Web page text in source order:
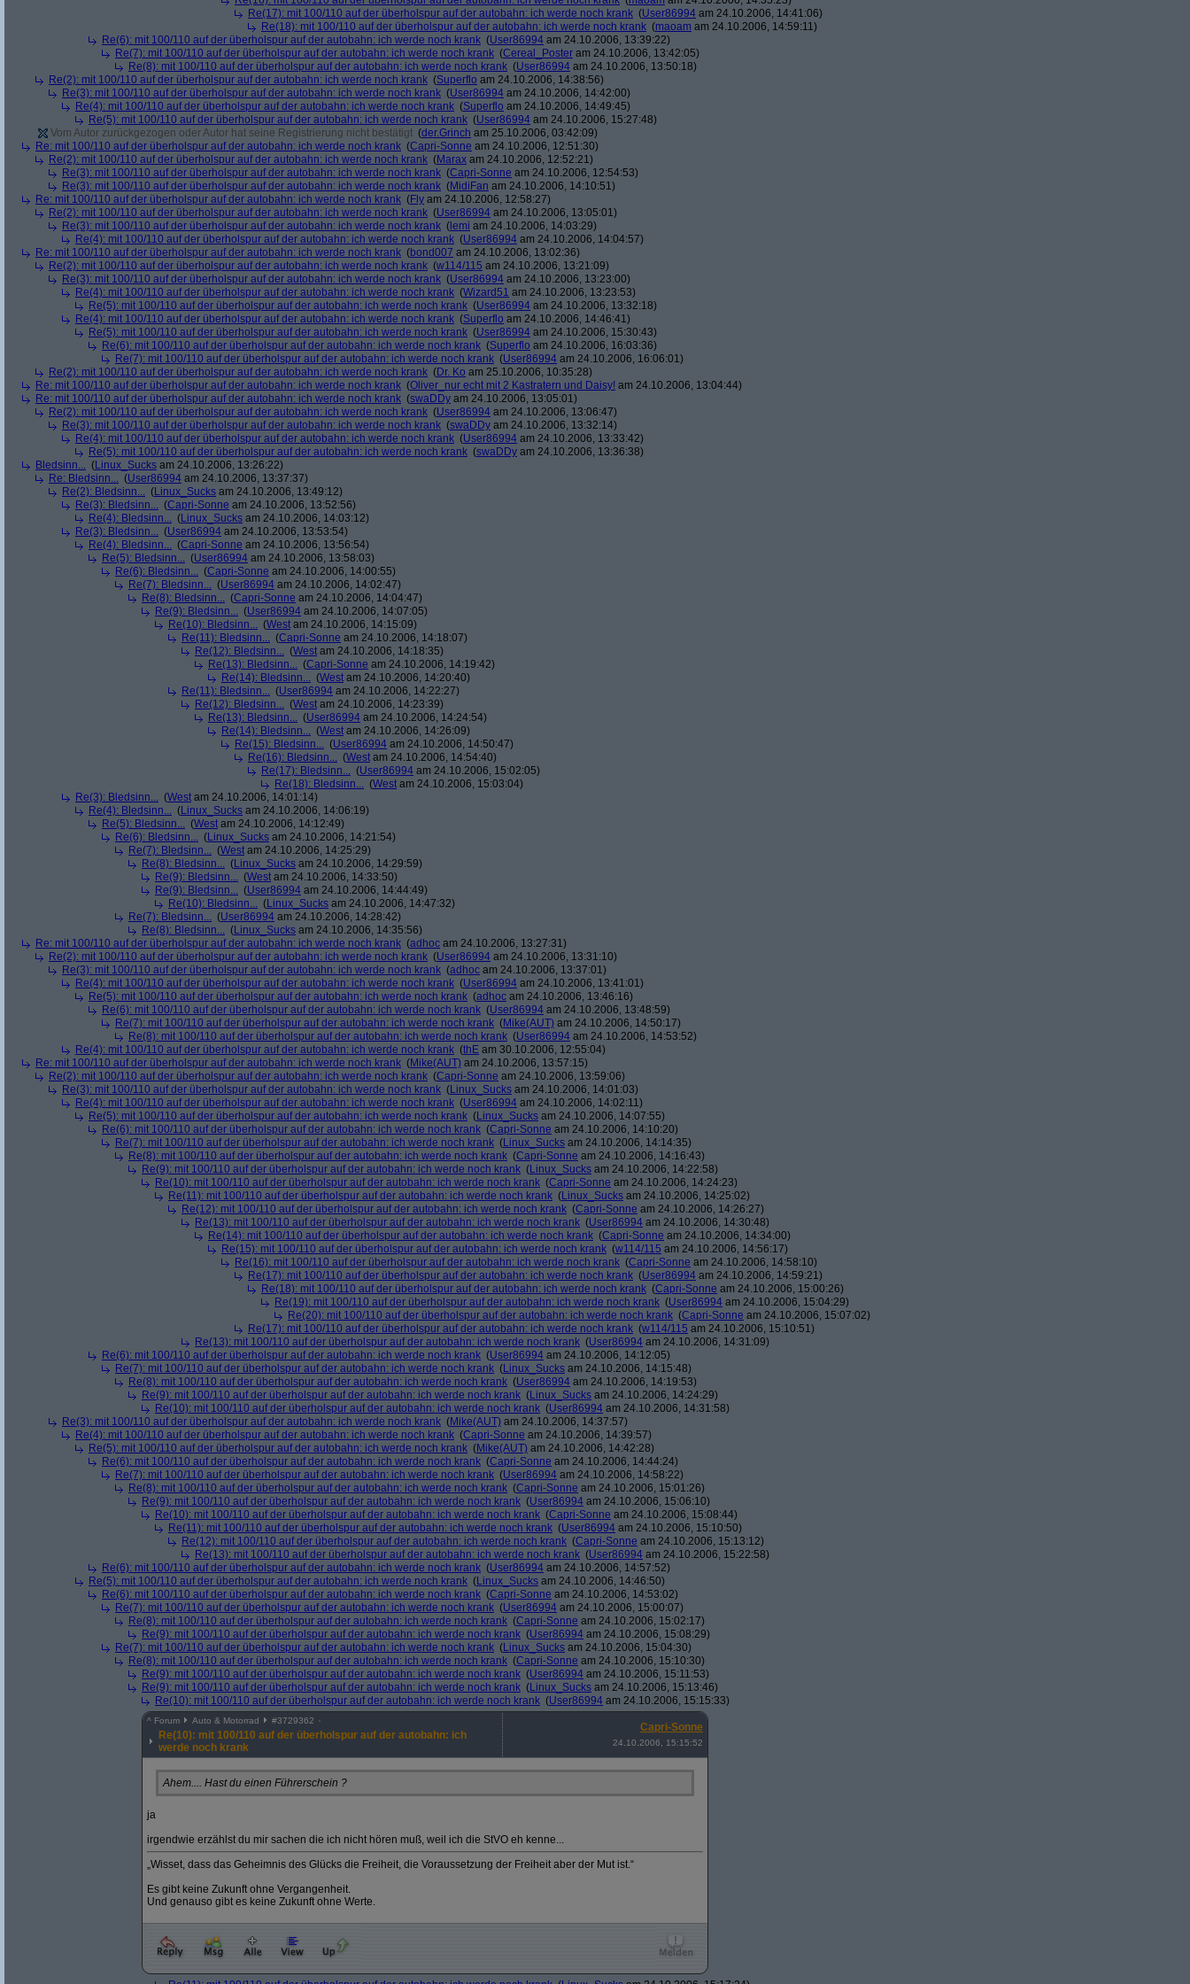
Re(17): mit 100/110 auf der überholspur auf der autobahn: ich werde noch krank (User86994 am 24.10.2006, 14:41:06)
Re(18): mit 100/110 auf der überholspur auf der autobahn: ich werde noch krank (maoam am 24.10.2006, 14:59:11)
Re(6): mit 100/110 auf der überholspur auf der autobahn: ich werde noch krank (User86994 am 24.10.2006, 13:39:22)
Re(7): mit 100/110 auf der überholspur auf der autobahn: ich werde noch krank (Cereal_Poster am 24.10.2006, 13:42:05)
Re(8): mit 100/110 auf der überholspur auf der autobahn: ich werde noch krank (User86994 am 24.10.2006, 13:50:18)
Re(2): mit 100/110 auf der überholspur auf der autobahn: ich werde noch krank (Superflo am 24.10.2006, 14:38:56)
Re(3): mit 100/110 auf der überholspur auf der autobahn: ich werde noch krank (User86994 am 24.10.2006, 14:42:00)
Re(4): mit 100/110 auf der überholspur auf der autobahn: ich werde noch krank (Superflo am 24.10.2006, 14:49:45)
Re(5): mit 100/110 auf der überholspur auf der autobahn: ich werde noch krank (User86994 am 24.10.2006, 15:27:48)
Vom Autor zurückgezogen oder Autor hat seine Registrierung nicht bestätigt (der.Grinch am 25.10.2006, 03:42:09)
Re: mit 100/110 auf der überholspur auf der autobahn: ich werde noch krank (Capri-Sonne am 24.10.2006, 12:51:30)
Re(2): mit 100/110 auf der überholspur auf der autobahn: ich werde noch krank (Marax am 24.10.2006, 12:52:21)
Re(3): mit 100/110 auf der überholspur auf der autobahn: ich werde noch krank (Capri-Sonne am 24.10.2006, 12:54:53)
Re(3): mit 100/110 auf der überholspur auf der autobahn: ich werde noch krank (MidiFan am 24.10.2006, 14:10:51)
Re: mit 100/110 auf der überholspur auf der autobahn: ich werde noch krank (Fly am 24.10.2006, 12:58:27)
Re(2): mit 100/110 auf der überholspur auf der autobahn: ich werde noch krank (User86994 am 24.10.2006, 13:05:01)
Re(3): mit 100/110 auf der überholspur auf der autobahn: ich werde noch krank ( lemi am 24.10.2006, 14:03:29)
Re(4): mit 100/110 auf der überholspur auf der autobahn: ich werde noch krank (User86994 am 24.10.2006, 14:04:57)
Re: mit 100/110 auf der überholspur auf der autobahn: ich werde noch krank (bond007 am 24.10.2006, 13:02:36)
Re(2): mit 100/110 auf der überholspur auf der autobahn: ich werde noch krank (w114/115 am 24.10.2006, 13:21:09)
Re(3): mit 100/110 auf der überholspur auf der autobahn: ich werde noch krank (User86994 am 24.10.2006, 13:23:00)
Re(4): mit 100/110 auf der überholspur auf der autobahn: ich werde noch krank (Wizard51 am 24.10.2006, 13:23:53)
Re(5): mit 100/110 auf der überholspur auf der autobahn: ich werde noch krank (User86994 am 24.10.2006, 13:32:18)
Re(4): mit 100/110 auf der überholspur auf der autobahn: ich werde noch krank (Superflo am 24.10.2006, 14:46:41)
Re(5): mit 100/110 auf der überholspur auf der autobahn: ich werde noch krank (User86994 am 24.10.2006, 15:30:43)
Re(6): mit 100/110 auf der überholspur auf der autobahn: ich werde noch krank (Superflo am 24.10.2006, 16:03:36)
Re(7): mit 100/110 auf der überholspur auf der autobahn: ich werde noch krank (User86994 am 24.10.2006, 16:06:01)
Re(2): mit 100/110 auf der überholspur auf der autobahn: ich werde noch krank (Dr. Ko am 25.10.2006, 10:35:28)
Re: mit 100/110 auf der überholspur auf der autobahn: ich werde noch krank (Oliver_nur echt mit 2 Kastratern und Daisy! am 24.10.2006, 13:04:44)
Re: mit 100/110 auf der überholspur auf der autobahn: ich werde noch krank (swaDDy am 24.10.2006, 13:05:01)
Re(2): mit 100/110 auf der überholspur auf der autobahn: ich werde noch krank (User86994 am 24.10.2006, 13:06:47)
Re(3): mit 100/110 auf der überholspur auf der autobahn: ich werde noch krank (swaDDy am 24.10.2006, 13:32:14)
Re(4): mit 100/110 auf der überholspur auf der autobahn: ich werde noch krank (User86994 am 24.10.2006, 13:33:42)
Re(5): mit 100/110 auf der überholspur auf der autobahn: ich werde noch krank (swaDDy am 24.10.2006, 13:36:38)
Bledsinn... (Linux_Sucks am 24.10.2006, 13:26:22)
Re: Bledsinn... (User86994 am 24.10.2006, 13:37:37)
Re(2): Bledsinn... (Linux_Sucks am 24.10.2006, 13:49:12)
Re(3): Bledsinn... (Capri-Sonne am 24.10.2006, 13:52:56)
Re(4): Bledsinn... (Linux_Sucks am 24.10.2006, 14:03:12)
Re(3): Bledsinn... (User86994 am 24.10.2006, 13:53:54)
Re(4): Bledsinn... (Capri-Sonne am 24.10.2006, 13:56:54)
Re(5): Bledsinn... (User86994 am 24.10.2006, 13:58:03)
Re(6): Bledsinn... (Capri-Sonne am 24.10.2006, 14:00:55)
Re(7): Bledsinn... (User86994 am 24.10.2006, 14:02:47)
Re(8): Bledsinn... (Capri-Sonne am 24.10.2006, 14:04:47)
Re(9): Bledsinn... (User86994 am 24.10.2006, 14:07:05)
Re(10): Bledsinn... (West am 24.10.2006, 14:15:09)
Re(11): Bledsinn... (Capri-Sonne am 24.10.2006, 14:18:07)
Re(12): Bledsinn... (West am 24.10.2006, 14:18:35)
Re(13): Bledsinn... (Capri-Sonne am 24.10.2006, 14:19:42)
Re(14): Bledsinn... (West am 24.10.2006, 14:20:40)
Re(11): Bledsinn... (User86994 am 24.10.2006, 14:22:27)
Re(12): Bledsinn... (West am 24.10.2006, 14:23:39)
Re(13): Bledsinn... (User86994 am 24.10.2006, 14:24:54)
Re(14): Bledsinn... (West am 24.10.2006, 14:26:09)
Re(15): Bledsinn... (User86994 am 24.10.2006, 14:50:47)
Re(16): Bledsinn... (West am 24.10.2006, 14:54:40)
Re(17): Bledsinn... (User86994 am 24.10.2006, 15:02:05)
Re(18): Bledsinn... (West am 24.10.2006, 15:03:04)
Re(3): Bledsinn... (West am 24.10.2006, 14:01:14)
Re(4): Bledsinn... (Linux_Sucks am 24.10.2006, 14:06:19)
Re(5): Bledsinn... (West am 24.10.2006, 14:12:49)
Re(6): Bledsinn... (Linux_Sucks am 24.10.2006, 14:21:54)
Re(7): Bledsinn... (West am 24.10.2006, 14:25:29)
Re(8): Bledsinn... (Linux_Sucks am 24.10.2006, 14:29:59)
Re(9): Bledsinn... (West am 24.10.2006, 14:33:50)
Re(9): Bledsinn... (User86994 am 24.10.2006, 14:44:49)
Re(10): Bledsinn... (Linux_Sucks am 24.10.2006, 14:47:32)
Re(7): Bledsinn... (User86994 am 24.10.2006, 14:28:42)
Re(8): Bledsinn... (Linux_Sucks am 24.10.2006, 14:35:56)
Re: mit 100/110 auf der überholspur auf der autobahn: ich werde noch krank (adhoc am 24.10.2006, 13:27:31)
Re(2): mit 100/110 auf der überholspur auf der autobahn: ich werde noch krank (User86994 am 24.10.2006, 13:31:10)
Re(3): mit 100/110 auf der überholspur auf der autobahn: ich werde noch krank (adhoc am 24.10.2006, 13:37:01)
Re(4): mit 100/110 auf der überholspur auf der autobahn: ich werde noch krank (User86994 am 24.10.2006, 13:41:01)
Re(5): mit 100/110 auf der überholspur auf der autobahn: ich werde noch krank (adhoc am 24.10.2006, 13:46:16)
Re(6): mit 100/110 auf der überholspur auf der autobahn: ich werde noch krank (User86994 am 24.10.2006, 13:48:59)
Re(7): mit 100/110 auf der überholspur auf der autobahn: ich werde noch krank (Mike(AUT) am 24.10.2006, 14:50:17)
Re(8): mit 100/110 auf der überholspur auf der autobahn: ich werde noch krank (User86994 am 24.10.2006, 14:53:52)
Re(4): mit 100/110 auf der überholspur auf der autobahn: ich werde noch krank (thE am 30.10.2006, 12:55:04)
Re: mit 100/110 auf der überholspur auf der autobahn: ich werde noch krank (Mike(AUT) am 24.10.2006, 13:57:15)
Re(2): mit 100/110 auf der überholspur auf der autobahn: ich werde noch krank (Capri-Sonne am 24.10.2006, 13:59:06)
Re(3): mit 100/110 auf der überholspur auf der autobahn: ich werde noch krank (Linux_Sucks am 24.10.2006, 14:01:03)
Re(4): mit 100/110 auf der überholspur auf der autobahn: ich werde noch krank (User86994 am 24.10.2006, 14:02:11)
Re(5): mit 100/110 auf der überholspur auf der autobahn: ich werde noch krank (Linux_Sucks am 24.10.2006, 14:07:55)
Re(6): mit 100/110 auf der überholspur auf der autobahn: ich werde noch krank (Capri-Sonne am 24.10.2006, 14:10:20)
Re(7): mit 100/110 auf der überholspur auf der autobahn: ich werde noch krank (Linux_Sucks am 24.10.2006, 14:14:35)
Re(8): mit 100/110 auf der überholspur auf der autobahn: ich werde noch krank (Capri-Sonne am 24.10.2006, 14:16:43)
Re(9): mit 100/110 auf der überholspur auf der autobahn: ich werde noch krank (Linux_Sucks am 24.10.2006, 14:22:58)
Re(10): mit 100/110 auf der überholspur auf der autobahn: ich werde noch krank (Capri-Sonne am 24.10.2006, 14:24:23)
Re(11): mit 100/110 auf der überholspur auf der autobahn: ich werde noch krank (Linux_Sucks am 24.10.2006, 14:25:02)
Re(12): mit 100/110 auf der überholspur auf der autobahn: ich werde noch krank (Capri-Sonne am 24.10.2006, 14:26:27)
Re(13): mit 100/110 auf der überholspur auf der autobahn: ich werde noch krank (User86994 am 24.10.2006, 14:30:48)
Re(14): mit 100/110 auf der überholspur auf der autobahn: ich werde noch krank (Capri-Sonne am 24.10.2006, 14:34:00)
Re(15): mit 100/110 auf der überholspur auf der autobahn: ich werde noch krank (w114/115 am 24.10.2006, 14:56:17)
Re(16): mit 100/110 auf der überholspur auf der autobahn: ich werde noch krank (Capri-Sonne am 24.10.2006, 14:58:10)
Re(17): mit 100/110 auf der überholspur auf der autobahn: ich werde noch krank (User86994 am 24.10.2006, 14:59:21)
Re(18): mit 100/110 auf der überholspur auf der autobahn: ich werde noch krank (Capri-Sonne am 24.10.2006, 15:00:26)
Re(19): mit 100/110 auf der überholspur auf der autobahn: ich werde noch krank (User86994 am 24.10.2006, 15:04:29)
Re(20): mit 100/110 auf der überholspur auf der autobahn: ich werde noch krank (Capri-Sonne am 24.10.2006, 15:07:02)
Re(17): mit 100/110 auf der überholspur auf der autobahn: ich werde noch krank (w114/115 am 24.10.2006, 15:10:51)
Re(13): mit 100/110 auf der überholspur auf der autobahn: ich werde noch krank (User86994 am 24.10.2006, 14:31:09)
Re(6): mit 100/110 auf der überholspur auf der autobahn: ich werde noch krank (User86994 am 24.10.2006, 14:12:05)
Re(7): mit 100/110 auf der überholspur auf der autobahn: ich werde noch krank (Linux_Sucks am 24.10.2006, 14:15:48)
Re(8): mit 100/110 auf der überholspur auf der autobahn: ich werde noch krank (User86994 am 24.10.2006, 14:19:53)
Re(9): mit 100/110 auf der überholspur auf der autobahn: ich werde noch krank (Linux_Sucks am 24.10.2006, 14:24:29)
Re(10): mit 100/110 auf der überholspur auf der autobahn: ich werde noch krank (User86994 am 24.10.2006, 14:31:58)
Re(3): mit 100/110 auf der überholspur auf der autobahn: ich werde noch krank (Mike(AUT) am 24.10.2006, 14:37:57)
Re(4): mit 100/110 auf der überholspur auf der autobahn: ich werde noch krank (Capri-Sonne am 24.10.2006, 14:39:57)
Re(5): mit 100/110 auf der überholspur auf der autobahn: ich werde noch krank (Mike(AUT) am 24.10.2006, 14:42:28)
Re(6): mit 100/110 auf der überholspur auf der autobahn: ich werde noch krank (Capri-Sonne am 24.10.2006, 14:44:24)
Re(7): mit 100/110 auf der überholspur auf der autobahn: ich werde noch krank (User86994 am 24.10.2006, 14:58:22)
Re(8): mit 100/110 auf der überholspur auf der autobahn: ich werde noch krank (Capri-Sonne am 24.10.2006, 15:01:26)
Re(9): mit 100/110 auf der überholspur auf der autobahn: ich werde noch krank (User86994 am 24.10.2006, 15:06:10)
Re(10): mit 100/110 auf der überholspur auf der autobahn: ich werde noch krank (Capri-Sonne am 24.10.2006, 15:08:44)
Re(11): mit 100/110 auf der überholspur auf der autobahn: ich werde noch krank (User86994 am 24.10.2006, 15:10:50)
Re(12): mit 100/110 auf der überholspur auf der autobahn: ich werde noch krank (Capri-Sonne am 24.10.2006, 15:13:12)
Re(13): mit 100/110 auf der überholspur auf der autobahn: ich werde noch krank (User86994 am 24.10.2006, 15:22:58)
Re(6): mit 100/110 auf der überholspur auf der autobahn: ich werde noch krank (User86994 am 24.10.2006, 14:57:52)
Re(5): mit 100/110 auf der überholspur auf der autobahn: ich werde noch krank (Linux_Sucks am 24.10.2006, 14:46:50)
Re(6): mit 100/110 auf der überholspur auf der autobahn: ich werde noch krank (Capri-Sonne am 24.10.2006, 14:53:02)
Re(7): mit 100/110 auf der überholspur auf der autobahn: ich werde noch krank (User86994 am 24.10.2006, 15:00:07)
Re(8): mit 100/110 auf der überholspur auf der autobahn: ich werde noch krank (Capri-Sonne am 24.10.2006, 15:02:17)
Re(9): mit 100/110 auf der überholspur auf der autobahn: ich werde noch krank (User86994 am 24.10.2006, 15:08:29)
Re(7): mit 100/110 auf der überholspur auf der autobahn: ich werde noch krank (Linux_Sucks am 24.10.2006, 15:04:30)
Re(8): mit 100/110 auf der überholspur auf der autobahn: ich werde noch krank (Capri-Sonne am 24.10.2006, 15:10:30)
Re(9): mit 100/110 auf der überholspur auf der autobahn: ich werde noch krank (User86994 am 24.10.2006, 15:11:53)
Re(9): mit 100/110 auf der überholspur auf der autobahn: ich werde noch krank (Linux_Sucks am 24.10.2006, 15:13:46)
Re(10): mit 100/110 auf der überholspur auf der autobahn: ich werde noch krank (User86994 am 24.10.2006, 15:15:33)
^ Forum Auto & Motorrad #3729362
Re(10): mit 100/110 auf der überholspur auf der autobahn: ich
werde noch krank
Capri-Sonne
24.10.2006, 15:15:52
Ahem.... Hast du einen Führerschein ?
ja
irgendwie erzählst du mir sachen die ich nicht hören muß, weil ich die StVO eh kenne...
„Wisset, dass das Geheimnis des Glücks die Freiheit, die Voraussetzung der Freiheit aber der Mut ist.“
Es gibt keine Zukunft ohne Vergangenheit.
Und genauso gibt es keine Zukunft ohne Werte.